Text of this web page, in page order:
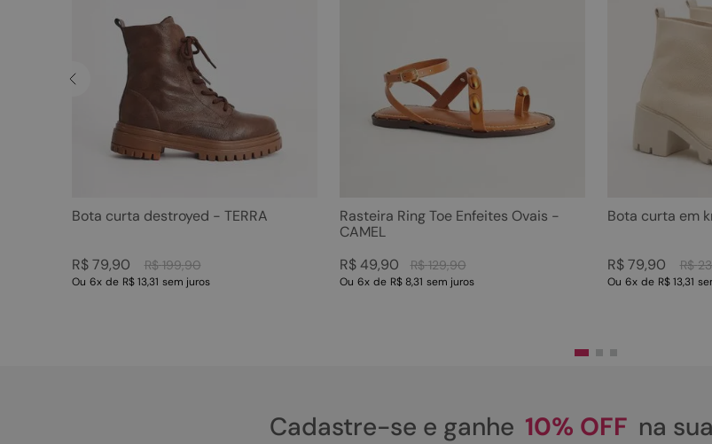
Bota curta destroyed - TERRA
R$ 199,90
R$ 79,90
Ou 6x de R$ 13,31 sem juros
Rasteira Ring Toe Enfeites Ovais -
CAMEL
R$ 129,90
R$ 49,90
Ou 6x de R$ 8,31 sem juros
Bota curta em
R$
R$ 79,90
Ou 6x de R$ 13,31
Cadastre-se e ganhe 10% OFF na